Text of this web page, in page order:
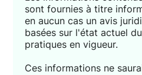
sont fournies à titre
en aucun cas un avis
basées sur l'état actuel
pratiques en vigueur.
Ces informations ne